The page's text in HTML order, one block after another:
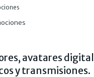
avatares
y transmisiones.